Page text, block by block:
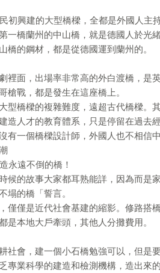
初興建的大型橋樑，全都是外國人主持
一橋蘭州的中山橋，就是德國人於光
橋的鋼材，都是從德國運到蘭州的。
裡面，出場率非常高的外白渡橋，是
槍戰，都是發生在這座橋上。
型橋樑的複雜難度，遠超古代橋樑。
造人才的教育體系，只是停留在過去
有一個橋樑設計師，外國人也不相信
永遠不倒的橋！
候的故事大家都耳熟能詳，因為而是
塌的橋「誓言。
僅僅是近代社會基建的縮影。修路搭
是本地大戶牽頭，其他人分攤費用。
社會，建一個小石橋勉強可以，但是
專業科學的建造和檢測機構，造出來